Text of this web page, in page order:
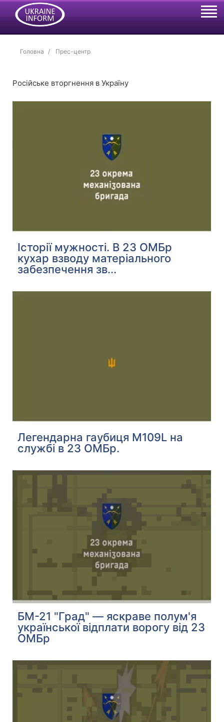
Головна Прес-центр
Російське вторгнення в Україну
Історії мужності. В 23 ОМБр
кухар взводу матеріального
забезпечення зв...
Легендарна гаубиця M109L на
службі в 23 ОМБр.
БМ-21 "Град" — яскраве полум'я
української відплати ворогу від 23
ОМБр